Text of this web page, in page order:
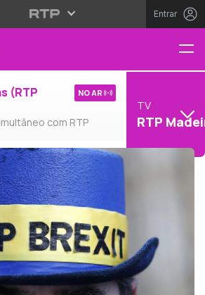
Entrar
(RTP
com RTP
NO AR
TV
RTP